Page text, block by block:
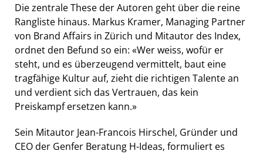
Die zentrale These der Autoren geht über die reine
Rangliste hinaus. Markus Kramer, Managing Partner
von Brand Affairs in Zürich und Mitautor des Index,
ordnet den Befund so ein: «Wer weiss, wofür er
steht, und es überzeugend vermittelt, baut eine
tragfähige Kultur auf, zieht die richtigen Talente an
und verdient sich das Vertrauen, das kein
Preiskampf ersetzen kann.»
Sein Mitautor Jean-Francois Hirschel, Gründer und
CEO der Genfer Beratung H-Ideas, formuliert es